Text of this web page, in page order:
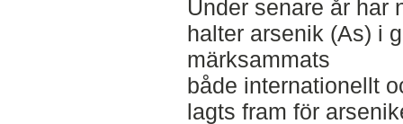
Under senare år har
halter arsenik (As) i
märksammats
både internationellt
lagts fram för